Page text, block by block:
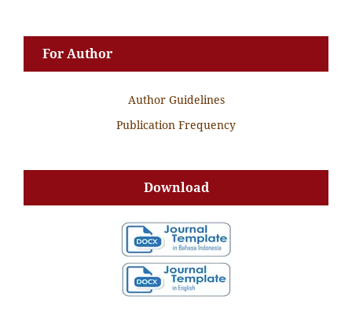
For Author
Author Guidelines
Publication Frequency
Download